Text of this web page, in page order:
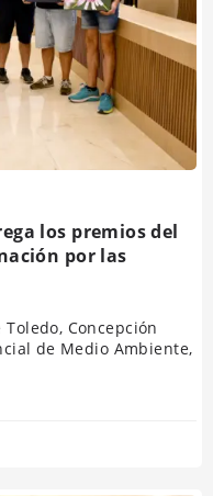
los premios del
por las
Concepción
de Medio Ambiente,